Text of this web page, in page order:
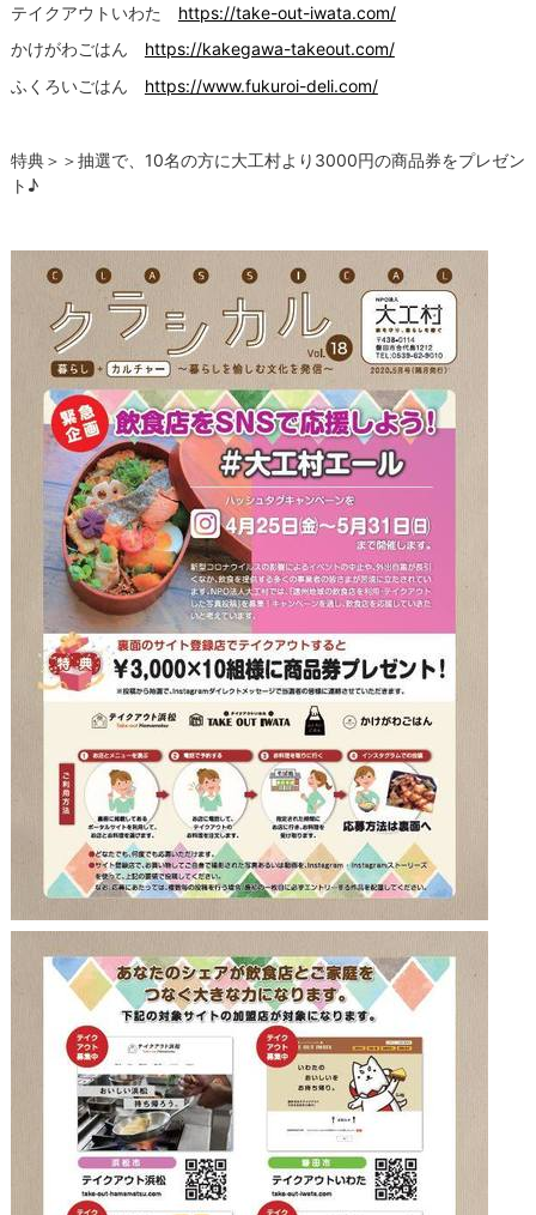
テイクアウトいわた https://take-out-iwata.com/
かけがわごはん https://kakegawa-takeout.com/
ふくろいごはん https://www.fukuroi-deli.com/
特典＞＞抽選で、10名の方に大工村より3000円の商品券をプレゼン
ト♪